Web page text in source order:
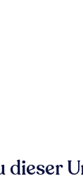
dieser